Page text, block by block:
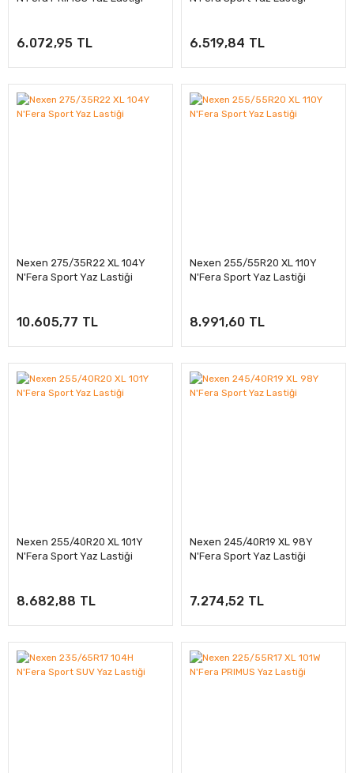
6.072,95 TL 6.519,84 TL
Nexen 275/35R22 XL 104Y
N'Fera Sport Yaz Lastiği
10.605,77 TL
Nexen 255/55R20 XL 110Y
N'Fera Sport Yaz Lastiği
8.991,60 TL
Nexen 255/40R20 XL 101Y
N'Fera Sport Yaz Lastiği
8.682,88 TL
Nexen 245/40R19 XL 98Y
N'Fera Sport Yaz Lastiği
7.274,52 TL